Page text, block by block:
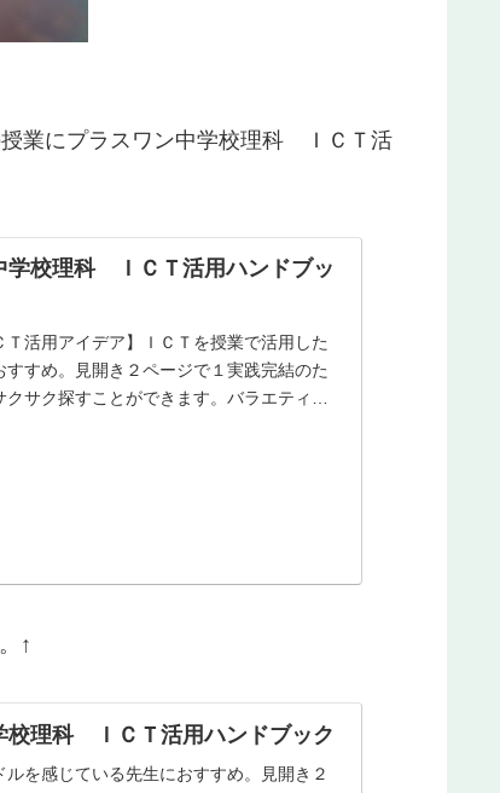
業にプラスワン中学校理科 ＩＣＴ活
学校理科 ＩＣＴ活用ハンドブッ
Ｔ活用アイデア】ＩＣＴを授業で活用した
すめ。見開き２ページで１実践完結のた
サク探すことができます。バラエティに
↑
校理科 ＩＣＴ活用ハンドブック
を感じている先生におすすめ。見開き２